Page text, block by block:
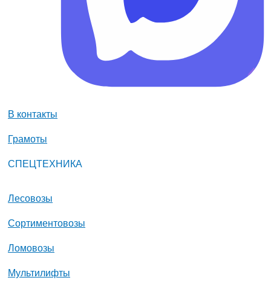
В контакты
Грамоты
СПЕЦТЕХНИКА
Лесовозы
Сортиментовозы
Ломовозы
Мультилифты